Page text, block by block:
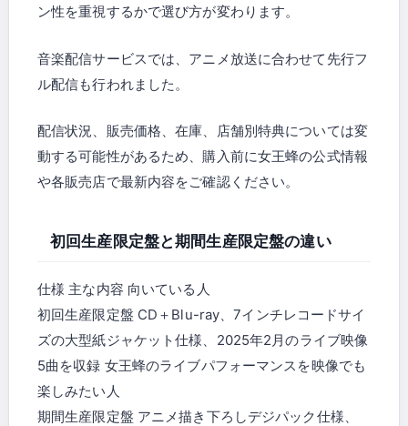
ン性を重視するかで選び方が変わります。
音楽配信サービスでは、アニメ放送に合わせて先行フ
ル配信も行われました。
配信状況、販売価格、在庫、店舗別特典については変
動する可能性があるため、購入前に女王蜂の公式情報
や各販売店で最新内容をご確認ください。
初回生産限定盤と期間生産限定盤の違い
仕様 主な内容 向いている人
初回生産限定盤 CD＋Blu-ray、7インチレコードサイ
ズの大型紙ジャケット仕様、2025年2月のライブ映像
5曲を収録 女王蜂のライブパフォーマンスを映像でも
楽しみたい人
期間生産限定盤 アニメ描き下ろしデジパック仕様、